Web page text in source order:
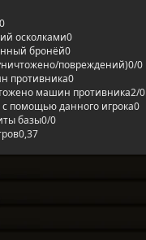
0
осколками0
бронёй0
повреждений)0/0
противника0
машин противника2/0
помощью данного игрока0
базы0/0
0,37